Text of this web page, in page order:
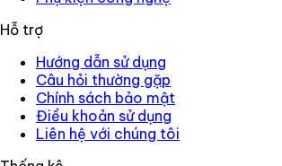
Hỗ trợ
Hướng dẫn sử dụng
Câu hỏi thường gặp
Chính sách bảo mật
Điều khoản sử dụng
Liên hệ với chúng tôi